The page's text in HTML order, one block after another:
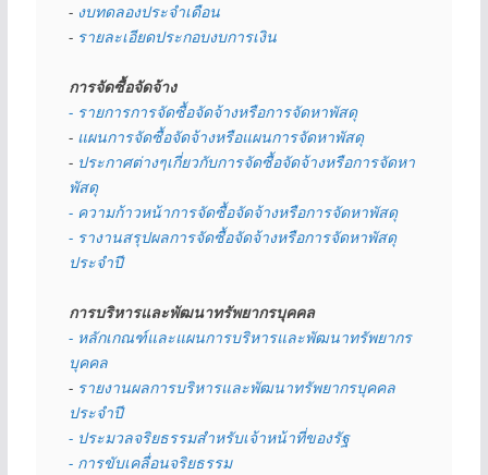
- งบทดลองประจำเดือน
- รายละเอียดประกอบงบการเงิน
การจัดซื้อจัดจ้าง
- รายการการจัดซื้อจัดจ้างหรือการจัดหาพัสดุ
- แผนการจัดซื้อจัดจ้างหรือแผนการจัดหาพัสดุ
- ประกาศต่างๆเกี่ยวกับการจัดซื้อจัดจ้างหรือการจัดหา
พัสดุ
- ความก้าวหน้าการจัดซื้อจัดจ้างหรือการจัดหาพัสดุ
- รางานสรุปผลการจัดซื้อจัดจ้างหรือการจัดหาพัสดุ
ประจำปี
การบริหารและพัฒนาทรัพยากรบุคคล
- หลักเกณฑ์และแผนการบริหารและพัฒนาทรัพยากร
บุคคล
- รายงานผลการบริหารและพัฒนาทรัพยากรบุคคล
ประจำปี
- ประมวลจริยธรรมสำหรับเจ้าหน้าที่ของรัฐ
- การขับเคลื่อนจริยธรรม